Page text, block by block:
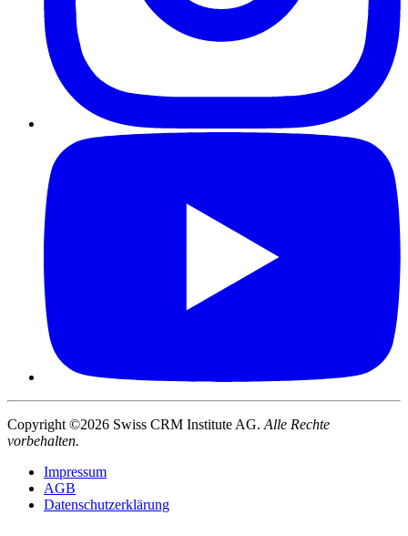
Copyright ©2026 Swiss CRM Institute AG. Alle Rechte
vorbehalten.
Impressum
AGB
Datenschutzerklärung